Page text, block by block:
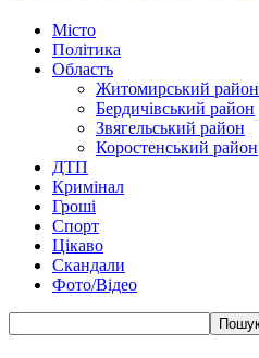
Місто
Політика
Область
Житомирський район
Бердичівський район
Звягельський район
Коростенський район
ДТП
Кримінал
Гроші
Спорт
Цікаво
Скандали
Фото/Відео